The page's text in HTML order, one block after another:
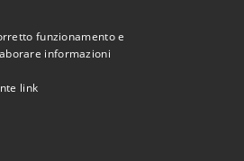
di Cassina de' Pecchi • Powered by
funzionamento e
informazioni
link